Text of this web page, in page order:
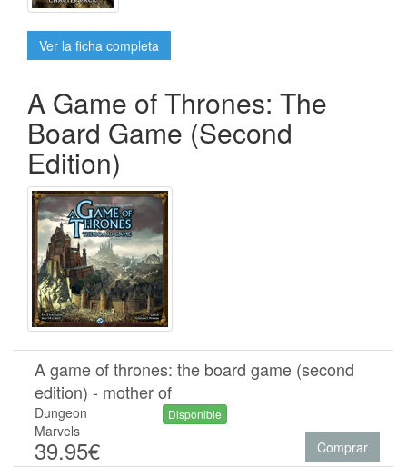
Ver la ficha completa
A Game of Thrones: The
Board Game (Second
Edition)
A game of thrones: the board game (second
edition) - mother of
Dungeon
Marvels
39.95€
Disponible
Comprar